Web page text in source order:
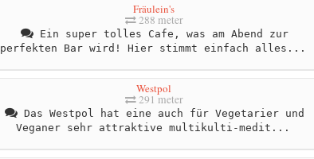
Fräulein's
288 meter
Ein super tolles Cafe, was am Abend zur
perfekten Bar wird! Hier stimmt einfach alles...
Westpol
291 meter
Das Westpol hat eine auch für Vegetarier und
Veganer sehr attraktive multikulti-medit...